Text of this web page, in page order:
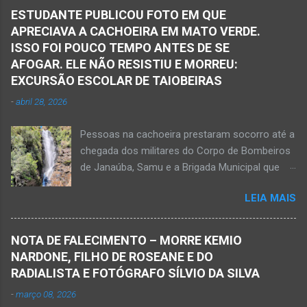
designou um perito para realizar os serviços de
perícia os quais serão anexados ao Inquérito
Policial. De acordo com informações da polícia,
o veículo transitava no sentido Matias Cardoso
para Jaíba. O acidente foi em trecho distante
Norte de Minas. Ainda segundo a polícia, o
veículo transportava pessoas...
ESTUDANTE PUBLICOU FOTO EM QUE
APRECIAVA A CACHOEIRA EM MATO VERDE.
ISSO FOI POUCO TEMPO ANTES DE SE
AFOGAR. ELE NÃO RESISTIU E MORREU:
EXCURSÃO ESCOLAR DE TAIOBEIRAS
-abril 28, 2026
Pessoas na cachoeira prestaram socorro até a
chegada dos militares do Corpo de Bombeiros
de Janaúba, Samu e a Brigada Municipal que
resistiu e foi a óbito Foto álbum pessoal Kauan
Pereira Alves publicou em sua rede social a
foto em que apreciava a Cachoeira Maria Rosa,
em Mato Verde, pouco tempo antes de se
afogar e depois vir a óbito nesta terça-feira, dia
LEIA MAIS
NOTA DE FALECIMENTO – MORRE KEMIO
NARDONE, FILHO DE ROSEANE E DO
RADIALISTA E FOTÓGRAFO SÍLVIO DA SILVA
-março 08, 2026